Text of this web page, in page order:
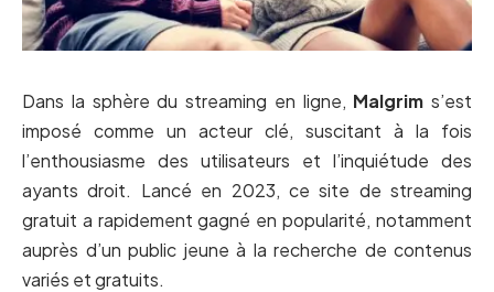
Dans la sphère du streaming en ligne, Malgrim s’est
imposé comme un acteur clé, suscitant à la fois
l’enthousiasme des utilisateurs et l’inquiétude des
ayants droit. Lancé en 2023, ce site de streaming
gratuit a rapidement gagné en popularité, notamment
auprès d’un public jeune à la recherche de contenus
variés et gratuits.